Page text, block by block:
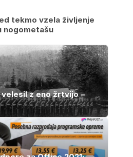
tekmo vzela življenje
nogometašu
z eno žrtvijo –